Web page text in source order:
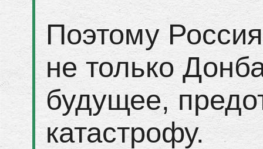
Поэтому
не только
будущее,
катастрофу.